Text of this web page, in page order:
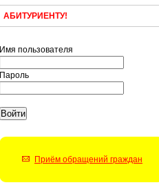
АБИТУРИЕНТУ!
Имя пользователя
Пароль
Приём обращений граждан